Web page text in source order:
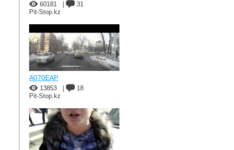
60181
31
Pit-Stop.kz
A070EAP
13853
18
Pit-Stop.kz